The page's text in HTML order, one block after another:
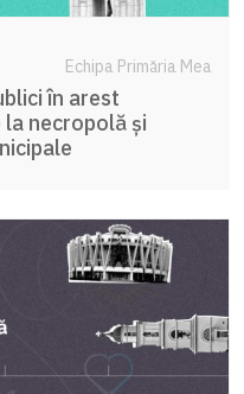
Echipa Primăria Mea
în arest
necropolă și